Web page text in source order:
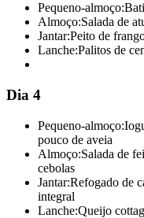
Pequeno-almoço:
Almoço:Salada de
Jantar:Peito de
Lanche:Palitos de
Dia 4
Pequeno-almoço:
pouco de aveia
Almoço:Salada de
cebolas
Jantar:Refogado de
integral
Lanche:Queijo